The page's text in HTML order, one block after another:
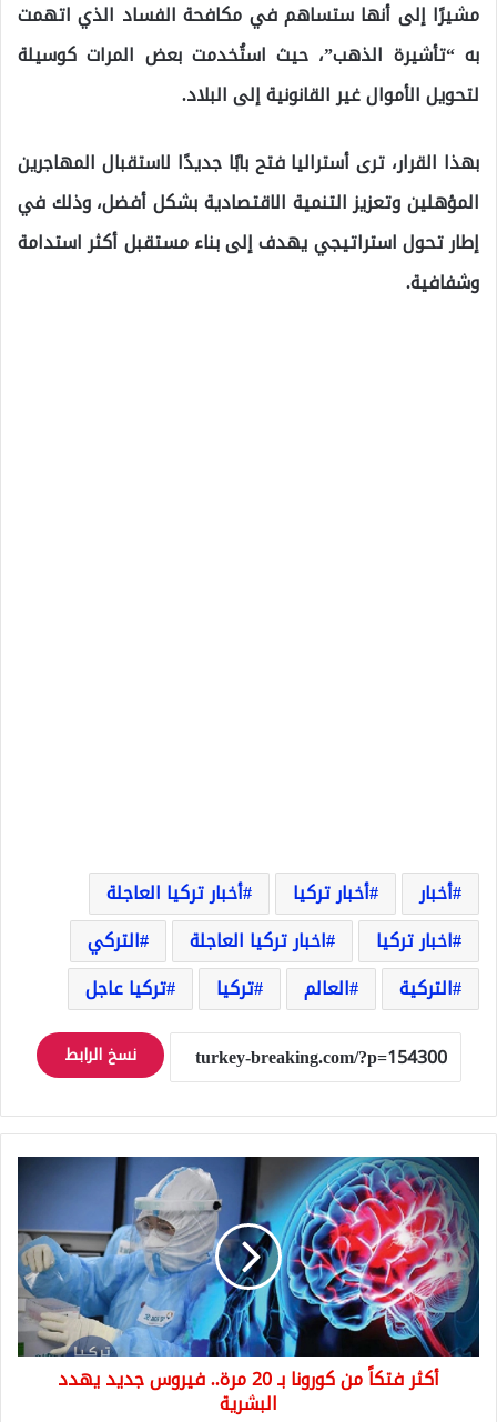
مشيرًا إلى أنها ستساهم في مكافحة الفساد الذي اتهمت
به “تأشيرة الذهب”، حيث استُخدمت بعض المرات كوسيلة
لتحويل الأموال غير القانونية إلى البلاد.
بهذا القرار، ترى أستراليا فتح بابًا جديدًا لاستقبال المهاجرين
المؤهلين وتعزيز التنمية الاقتصادية بشكل أفضل، وذلك في
إطار تحول استراتيجي يهدف إلى بناء مستقبل أكثر استدامة
وشفافية.
أخبار أخبار تركيا
أخبار تركيا العاجلة
اخبار تركيا
اخبار تركيا العاجلة
التركي
التركية
العالم تركيا تركيا عاجل
نسخ الرابط
فتكاً
من
كورونا
بـ
20
مرة..
فيروس
جديد
أكثر فتكاً من كورونا بـ 20 مرة.. فيروس جديد يهدد
البشرية